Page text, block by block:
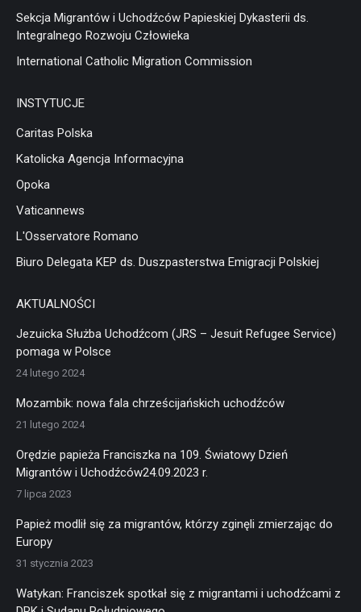
Sekcja Migrantów i Uchodźców Papieskiej Dykasterii ds.
Integralnego Rozwoju Człowieka
International Catholic Migration Commission
INSTYTUCJE
Caritas Polska
Katolicka Agencja Informacyjna
Opoka
Vaticannews
L'Osservatore Romano
Biuro Delegata KEP ds. Duszpasterstwa Emigracji Polskiej
AKTUALNOŚCI
Jezuicka Służba Uchodźcom (JRS – Jesuit Refugee Service)
pomaga w Polsce
24 lutego 2024
Mozambik: nowa fala chrześcijańskich uchodźców
21 lutego 2024
Orędzie papieża Franciszka na 109. Światowy Dzień
Migrantów i Uchodźców24.09.2023 r.
7 lipca 2023
Papież modlił się za migrantów, którzy zginęli zmierzając do
Europy
31 stycznia 2023
Watykan: Franciszek spotkał się z migrantami i uchodźcami z